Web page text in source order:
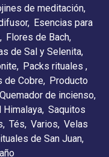
de meditación
Esencias para
Flores de Bach
de Sal y Selenita
Packs rituales
de Cobre Producto
Quemador de incienso
Himalaya Saquitos
Tés Varios Velas
de San Juan